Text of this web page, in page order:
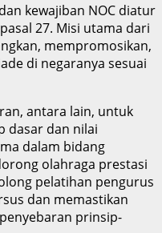
kewajiban NOC diatur
27. Misi utama dari
mempromosikan,
di negaranya sesuai
antara lain, untuk
dasar dan nilai
dalam bidang
olahraga prestasi
pelatihan pengurus
dan memastikan
prinsip-